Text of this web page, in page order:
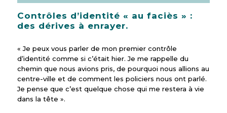
Contrôles d’identité « au faciès » :
des dérives à enrayer.
« Je peux vous parler de mon premier contrôle
d’identité comme si c’était hier. Je me rappelle du
chemin que nous avions pris, de pourquoi nous allions au
centre-ville et de comment les policiers nous ont parlé.
Je pense que c’est quelque chose qui me restera à vie
dans la tête ».